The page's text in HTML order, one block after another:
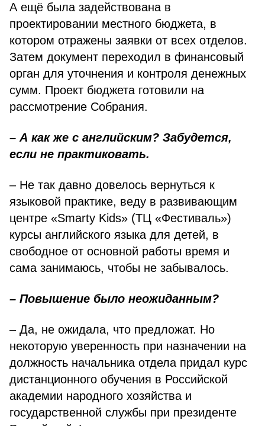
А ещё была задействована в
проектировании местного бюджета, в
котором отражены заявки от всех отделов.
Затем документ переходил в финансовый
орган для уточнения и контроля денежных
сумм. Проект бюджета готовили на
рассмотрение Собрания.
– А как же с английским? За­будется,
если не практиковать.
– Не так давно довелось вернуться к
языковой практике, веду в развива­ющим
центре «Smarty Kids» (ТЦ «Фе­стиваль»)
курсы английского языка для детей, в
свободное от основной работы время и
сама занимаюсь, чтобы не забывалось.
– Повышение было неожидан­ным?
– Да, не ожидала, что предложат. Но
некоторую уверенность при назначе­нии на
должность начальника отдела придал курс
дистанционного обучения в Российской
академии народного хозяйства и
государственной службы при президенте